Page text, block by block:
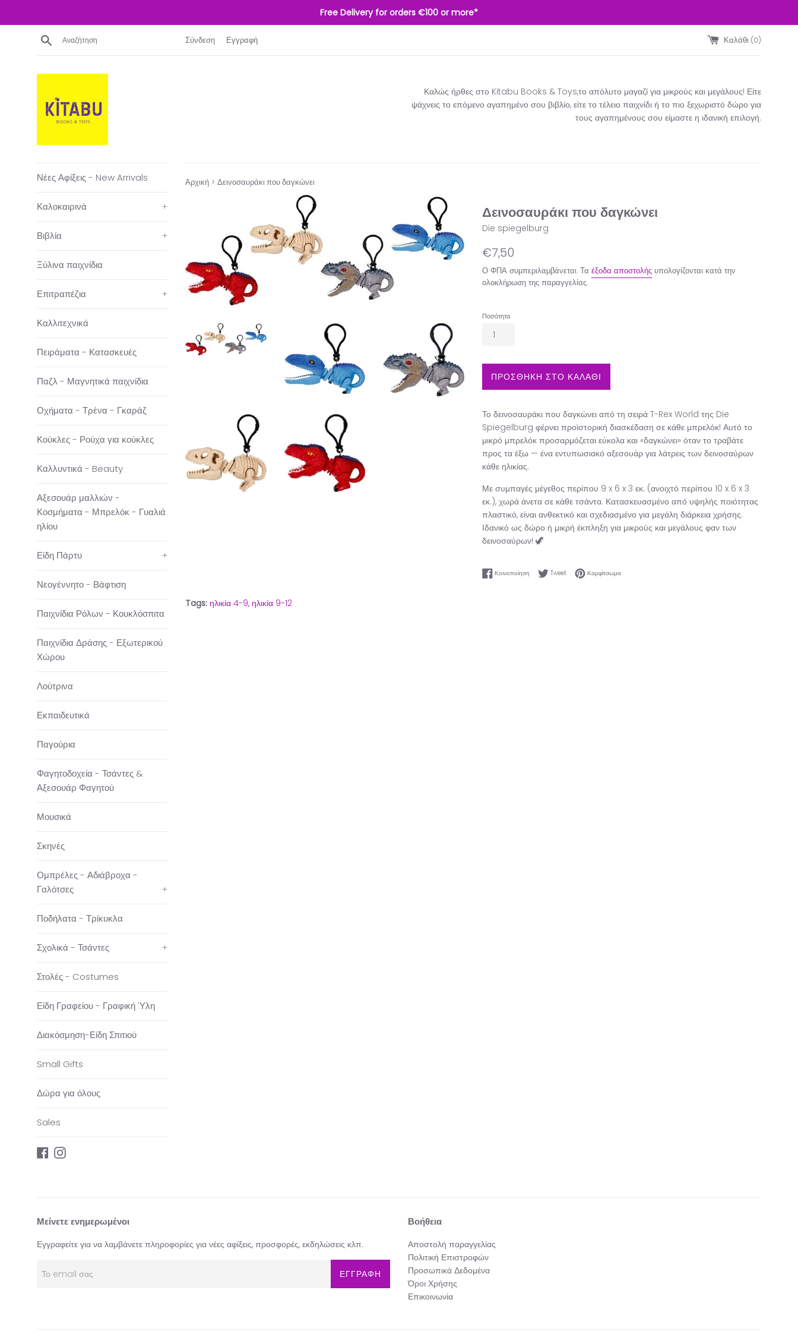
περιεχόμενο
Free Delivery for orders €100 or more*
Αναζήτηση Σύνδεση Εγγραφή Καλάθι (0)
Καλώς ήρθες στο Kitabu Books & Toys,το απόλυτο μαγαζί για μικρούς και μεγάλους! Είτε
ψάχνεις το επόμενο αγαπημένο σου βιβλίο, είτε το τέλειο παιχνίδι ή το πιο ξεχωριστό δώρο για
τους αγαπημένους σου είμαστε η ιδανική επιλογή.​
Νέες Αφίξεις - New Arrivals
Καλοκαιρινά +
Βιβλία +
Ξύλινα παιχνίδια
Επιτραπέζια +
Καλλιτεχνικά
Πειράματα - Κατασκευές
Παζλ - Μαγνητικά παιχνίδια
Οχήματα - Τρένα - Γκαράζ
Κούκλες - Ρούχα για κούκλες
Καλλυντικά - Beauty
Αξεσουάρ μαλλιών -
Κοσμήματα - Μπρελόκ - Γυαλιά
ηλίου
Είδη Πάρτυ +
Νεογέννητο - Βάφτιση
Παιχνίδια Ρόλων - Κουκλόσπιτα
Παιχνίδια Δράσης - Εξωτερικού
Χώρου
Λούτρινα
Εκπαιδευτικά
Παγούρια
Φαγητοδοχεία - Τσάντες &
Αξεσουάρ Φαγητού
Μουσικά
Σκηνές
Ομπρέλες - Αδιάβροχα -
Γαλότσες
+
Ποδήλατα - Τρίκυκλα
Σχολικά - Τσάντες +
Στολές - Costumes
Είδη Γραφείου - Γραφική Ύλη
Διακόσμηση-Είδη Σπιτιού
Small Gifts
Δώρα για όλους
Sales
Facebook
Instagram
Αρχική › Δεινοσαυράκι που δαγκώνει
Δεινοσαυράκι που δαγκώνει
Die spiegelburg
Κανονική
€7,50
Ο ΦΠΑ συμπεριλαμβάνεται. Τα έξοδα αποστολής υπολογίζονται κατά την
ολοκλήρωση της παραγγελίας.
Ποσότητα
ΠΡΟΣΘΗΚΗ ΣΤΟ ΚΑΛΑΘΙ
Το δεινοσαυράκι που δαγκώνει από τη σειρά T-Rex World της Die
Spiegelburg φέρνει προϊστορική διασκέδαση σε κάθε μπρελόκ! Αυτό το
μικρό μπρελόκ προσαρμόζεται εύκολα και «δαγκώνει» όταν το τραβάτε
προς τα έξω — ένα εντυπωσιακό αξεσουάρ για λάτρεις των δεινοσαύρων
κάθε ηλικίας.
Με συμπαγές μέγεθος περίπου 9 x 6 x 3 εκ. (ανοιχτό περίπου 10 x 6 x 3
εκ.), χωρά άνετα σε κάθε τσάντα. Κατασκευασμένο από υψηλής ποιότητας
πλαστικό, είναι ανθεκτικό και σχεδιασμένο για μεγάλη διάρκεια χρήσης.
Ιδανικό ως δώρο ή μικρή έκπληξη για μικρούς και μεγάλους φαν των
δεινοσαύρων! 🦖
Κοινοποίηση Κοινοποίηση στο Facebook
TweetTweet στο Twitter
ΚαρφίτσωμαΚαρφίτσωμα στο Pinterest
Tags: ηλικία 4-9, ηλικία 9-12
Μείνετε ενημερωμένοι
Εγγραφείτε για να λαμβάνετε πληροφορίες για νέες αφίξεις, προσφορές, εκδηλώσεις κλπ.
ΕΓΓΡΑΦΗ
Βοήθεια
Αποστολή παραγγελίας
Πολιτική Επιστροφών
Προσωπικά Δεδομένα
Όροι Χρήσης
Επικοινωνία